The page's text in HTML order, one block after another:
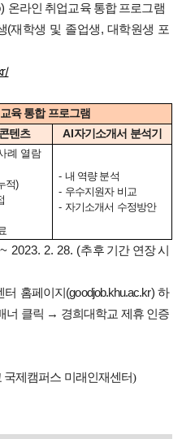
온라인 취업교육 통합 프로그램
(재학생 및 졸업생, 대학원생 포
육 통합 프로그램
텐츠 AI자기소개서 분석기
례 열람
적)
- 내 역량 분석
- 우수지원자 비교
- 자기소개서 수정방안
2023. 2. 28. (추후 기간 연장 시
터 홈페이지(goodjob.khu.ac.kr)하
너 클릭 → 경희대학교 제휴 인증
국제캠퍼스 미래인재센터)